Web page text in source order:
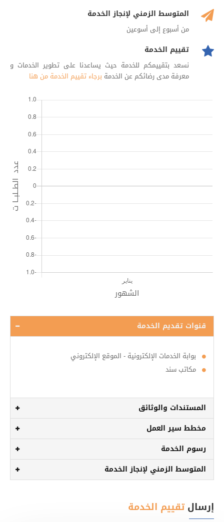
المتوسط الزمني لإنجاز الخدمة
من أسبوع إلى أسوعين
تقييم الخدمة
نسعد بتقييمكم للخدمة حيث يساعدنا على تطوير الخدمات و
معرفة مدى رضائكم عن الخدمة برجاء تقييم الخدمة من هنا
قنوات تقديم الخدمة
بوابة الخدمات الإلكترونية - الموقع الإلكتروني
مكاتب سند
المستندات والوثائق
مخطط سير العمل
رسوم الخدمة
المتوسط الزمني لإنجاز الخدمة
إرسال تقييم الخدمة